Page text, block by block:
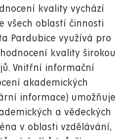
kvality vychází
všech oblastí činnosti
Pardubice využívá pro
kvality širokou
Vnitřní informační
akademických
informace) umožňuje
a vědeckých
v oblasti vzdělávání,